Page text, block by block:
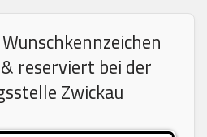
reserviert bei der
Zwickau